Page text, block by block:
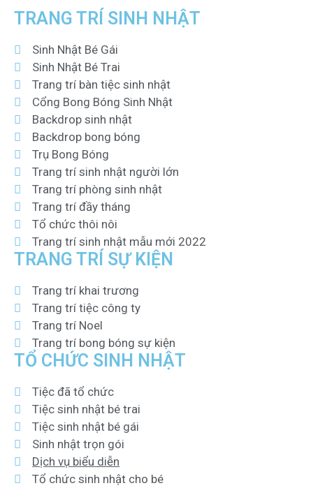
TRANG TRÍ SINH NHẬT
Sinh Nhật Bé Gái
Sinh Nhật Bé Trai
Trang trí bàn tiệc sinh nhật
Cổng Bong Bóng Sinh Nhật
Backdrop sinh nhật
Backdrop bong bóng
Trụ Bong Bóng
Trang trí sinh nhật người lớn
Trang trí phòng sinh nhật
Trang trí đầy tháng
Tổ chức thôi nôi
Trang trí sinh nhật mẫu mới 2022
TRANG TRÍ SỰ KIỆN
Trang trí khai trương
Trang trí tiệc công ty
Trang trí Noel
Trang trí bong bóng sự kiện
TỔ CHỨC SINH NHẬT
Tiệc đã tổ chức
Tiệc sinh nhật bé trai
Tiệc sinh nhật bé gái
Sinh nhật trọn gói
Dịch vụ biểu diễn
Tổ chức sinh nhật cho bé